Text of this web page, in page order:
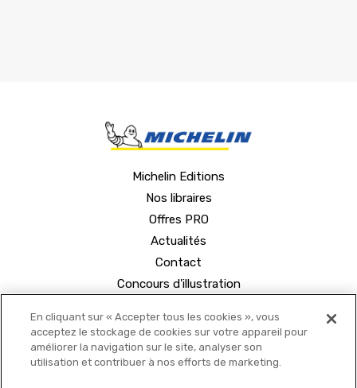
Michelin Editions
Nos libraires
Offres PRO
Actualités
Contact
Concours d'illustration
En cliquant sur « Accepter tous les cookies », vous
acceptez le stockage de cookies sur votre appareil pour
améliorer la navigation sur le site, analyser son
utilisation et contribuer à nos efforts de marketing.